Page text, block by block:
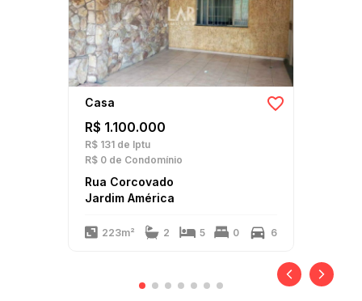
Casa
R$ 1.100.000
R$ 131 de Iptu
R$ 0 de Condomínio
Rua Corcovado
Jardim América
223m² 2 5 0 6